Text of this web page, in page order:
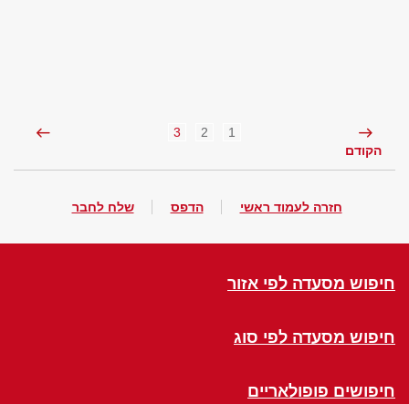
הקודם
1
2
3
חזרה לעמוד ראשי הדפס שלח לחבר
חיפוש מסעדה לפי אזור
חיפוש מסעדה לפי סוג
חיפושים פופולאריים